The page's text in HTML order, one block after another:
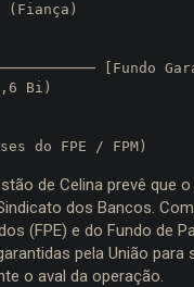
[Fundo
de Celina prevê que
dos Bancos.
(FPE) e do Fundo de
pela União para
o aval da operação.